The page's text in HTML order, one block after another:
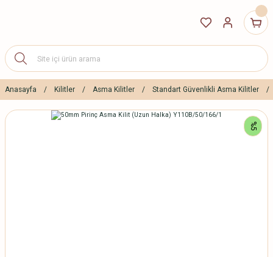
Anasayfa Kilitler Asma Kilitler Standart Güvenlikli Asma Kilitler
%5